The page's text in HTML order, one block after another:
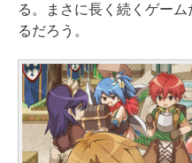
る。まさに長く続くゲー
るだろう。